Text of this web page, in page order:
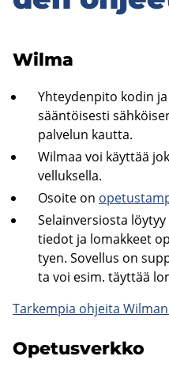
Wilma
Yh­tey­den­pi­to kodin
sään­töi­ses­ti
palvelun kaut­ta.
Wilmaa voi käyt­tää
vel­luk­sel­la.
Osoi­te on
Se­lain­ver­sios­ta
tie­dot ja lo­mak­keet
tyen. So­vel­lus on
ta voi esim. täyt­tää
Tar­kem­pia oh­jei­ta
Ope­tus­verk­ko